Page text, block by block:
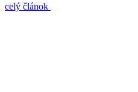
celý článok